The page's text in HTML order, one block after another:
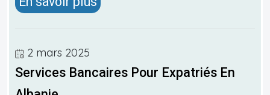
2 mars 2025
Services Bancaires Pour Expatriés En